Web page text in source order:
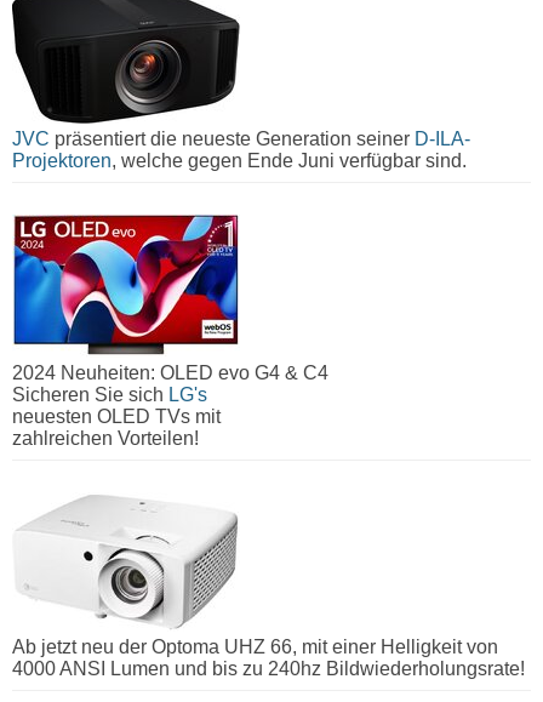
JVC präsentiert die neueste Generation seiner D-ILA-
Projektoren, welche gegen Ende Juni verfügbar sind.
2024 Neuheiten: OLED evo G4 & C4
Sicheren Sie sich LG's
neuesten OLED TVs mit
zahlreichen Vorteilen!
Ab jetzt neu der Optoma UHZ 66, mit einer Helligkeit von
4000 ANSI Lumen und bis zu 240hz Bildwiederholungsrate!